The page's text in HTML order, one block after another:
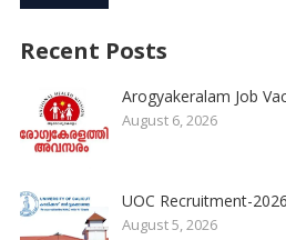
Recent Posts
Arogyakeralam Job
August 6, 2026
UOC Recruitment-
August 5, 2026